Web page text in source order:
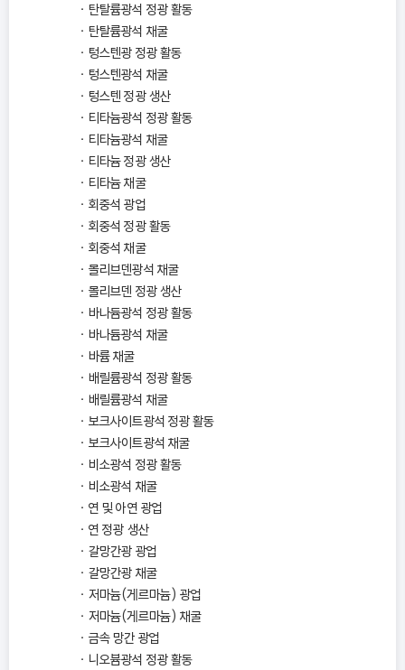
탄탈륨광석 정광 활동
탄탈륨광석 채굴
텅스텐광 정광 활동
텅스텐광석 채굴
텅스텐 정광 생산
티타늄광석 정광 활동
티타늄광석 채굴
티타늄 정광 생산
티타늄 채굴
회중석 광업
회중석 정광 활동
회중석 채굴
몰리브덴광석 채굴
몰리브덴 정광 생산
바나듐광석 정광 활동
바나듐광석 채굴
바륨 채굴
배릴륨광석 정광 활동
배릴륨광석 채굴
보크사이트광석 정광 활동
보크사이트광석 채굴
비소광석 정광 활동
비소광석 채굴
연 및 아연 광업
연 정광 생산
갈망간광 광업
갈망간광 채굴
저마늄(게르마늄) 광업
저마늄(게르마늄) 채굴
금속 망간 광업
니오븀광석 정광 활동